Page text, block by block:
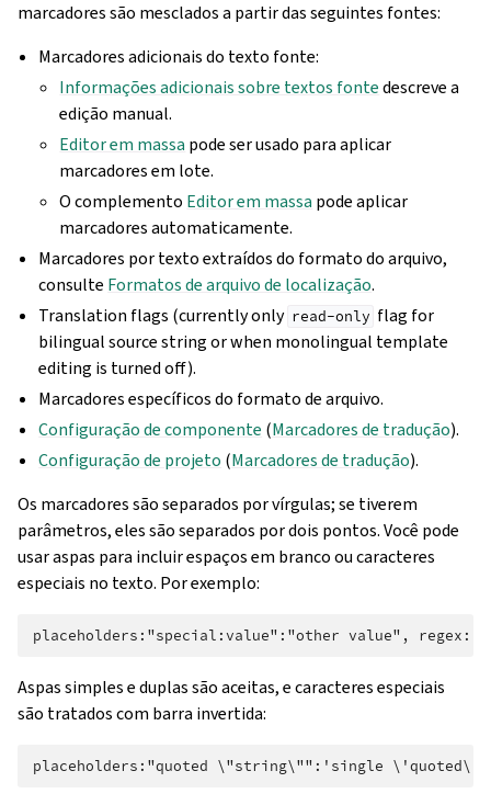
marcadores são mesclados a partir das seguintes fontes:
Marcadores adicionais do texto fonte:
Informações adicionais sobre textos fontedescreve a
edição manual.
Editor em massa pode ser usado para aplicar
marcadores em lote.
O complemento Editor em massa pode aplicar
marcadores automaticamente.
Marcadores por texto extraídos do formato do arquivo,
consulte Formatos de arquivo de localização.
Translation flags (currently only read-only flag for
bilingual source string or when monolingual template
editing is turned off).
Marcadores específicos do formato de arquivo.
Configuração de componente (Marcadores de tradução).
Configuração de projeto (Marcadores de tradução).
Os marcadores são separados por vírgulas; se tiverem
parâmetros, eles são separados por dois pontos. Você pode
usar aspas para incluir espaços em branco ou caracteres
especiais no texto. Por exemplo:
Aspas simples e duplas são aceitas, e caracteres especiais
são tratados com barra invertida: